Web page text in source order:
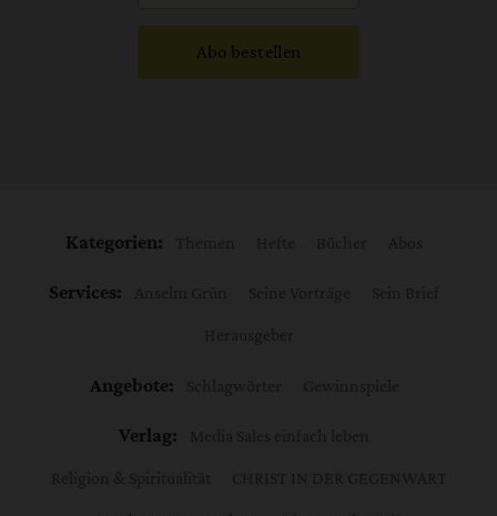
Abo bestellen
Kategorien:
Services:
Angebote:
Verlag: